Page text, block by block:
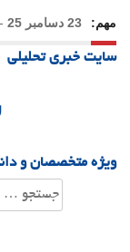
مهم: 23 دسامبر 25 -
21 دسامبر 25
سایت خبری تحلیلی
ویژه متخصصان و
جستجو
برای: